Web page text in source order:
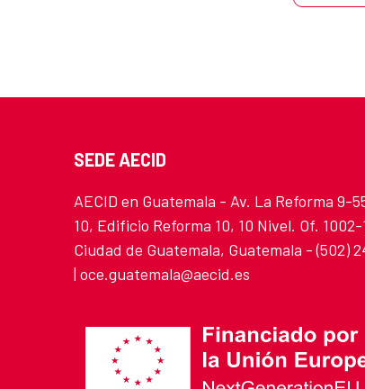
SEDE AECID
AECID en Guatemala - Av. La Reforma 9-
10, Edificio Reforma 10, 10 Nivel. Of. 1002-
Ciudad de Guatemala, Guatemala - (502)
| oce.guatemala@aecid.es